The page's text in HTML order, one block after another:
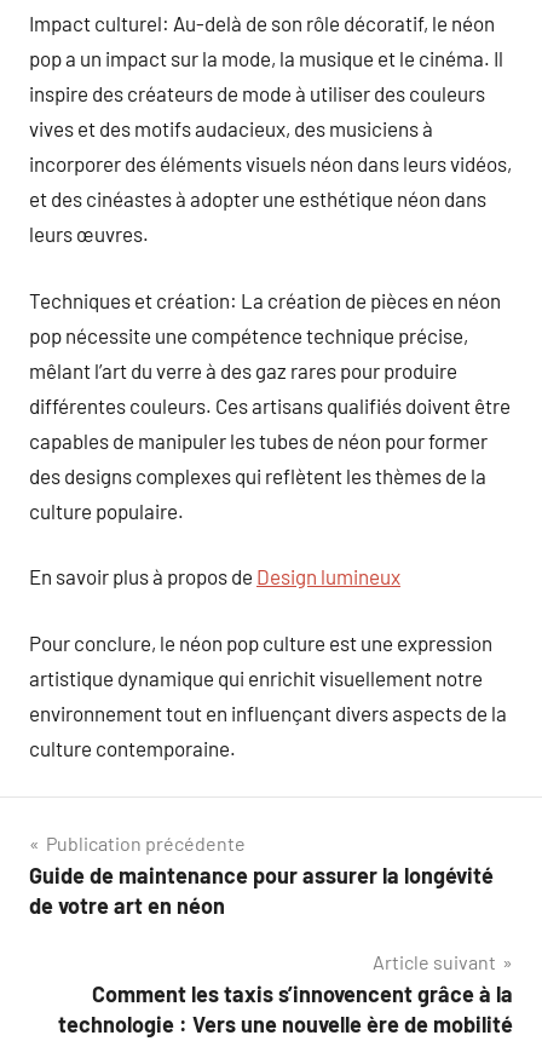
Impact culturel: Au-delà de son rôle décoratif, le néon
pop a un impact sur la mode, la musique et le cinéma. Il
inspire des créateurs de mode à utiliser des couleurs
vives et des motifs audacieux, des musiciens à
incorporer des éléments visuels néon dans leurs vidéos,
et des cinéastes à adopter une esthétique néon dans
leurs œuvres.
Techniques et création: La création de pièces en néon
pop nécessite une compétence technique précise,
mêlant l’art du verre à des gaz rares pour produire
différentes couleurs. Ces artisans qualifiés doivent être
capables de manipuler les tubes de néon pour former
des designs complexes qui reflètent les thèmes de la
culture populaire.
En savoir plus à propos de Design lumineux
Pour conclure, le néon pop culture est une expression
artistique dynamique qui enrichit visuellement notre
environnement tout en influençant divers aspects de la
culture contemporaine.
Navigation
de
Publication précédente
Guide de maintenance pour assurer la longévité
de votre art en néon
Article suivant
Comment les taxis s’innovencent grâce à la
technologie : Vers une nouvelle ère de mobilité